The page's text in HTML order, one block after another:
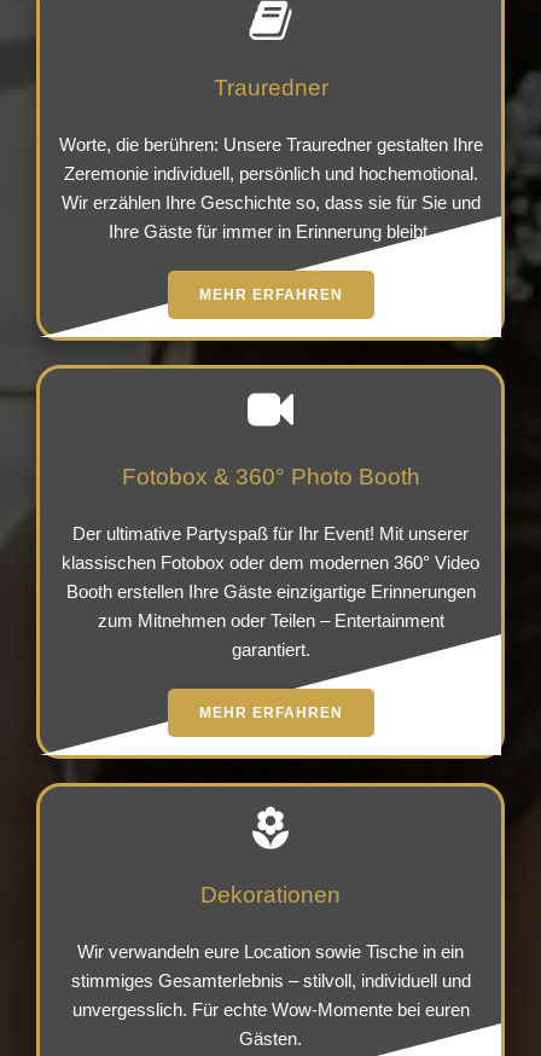
Trauredner
Worte, die berühren: Unsere Trauredner gestalten Ihre
Zeremonie individuell, persönlich und hochemotional.
Wir erzählen Ihre Geschichte so, dass sie für Sie und
Ihre Gäste für immer in Erinnerung bleibt.
MEHR ERFAHREN
Fotobox & 360° Photo Booth
Der ultimative Partyspaß für Ihr Event! Mit unserer
klassischen Fotobox oder dem modernen 360° Video
Booth erstellen Ihre Gäste einzigartige Erinnerungen
zum Mitnehmen oder Teilen – Entertainment
garantiert.
MEHR ERFAHREN
Dekorationen
Wir verwandeln eure Location sowie Tische in ein
stimmiges Gesamterlebnis – stilvoll, individuell und
unvergesslich. Für echte Wow-Momente bei euren
Gästen.